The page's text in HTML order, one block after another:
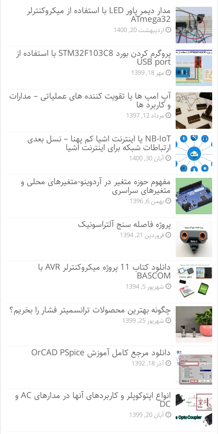
مدار دیمر پاور LED با استفاده از میکروکنترلر
ATmega32
اردیبهشت 20, 1400
پروگرم کردن بورد STM32F103C8 با استفاده از
USB port
مهر 18, 1399
آپ امپ ها یا تقویت کننده های عملیاتی – مدارات
و کاربرد ها
مرداد 12, 1397
NB-IoT یا اینترنت اشیا کم پهنا – نسل بعدی
ارتباطات شبکه برای اینترنت اشیا
آبان 30, 1400
مفهوم حوزه متغیر در آردوینو-متغیرهای محلی و
متغیرهای سراسری
بهمن 6, 1396
پروژه فاصله سنج آلتراسونیک
فروردین 21, 1394
دانلود کتاب 11 پروژه میکروکنترلر AVR با
BASCOM
شهریور 5, 1394
چگونه بهترین محصولات ترانسمیتر فشار را بخریم؟
شهریور 25, 1399
دانلود مرجع کامل آموزش OrCAD PSpice
آذر 18, 1392
انواع اپتوکوپلر و کاربردهای آنها در مدارهای AC و
DC
آبان 20, 1399